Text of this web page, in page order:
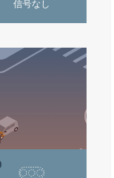
信号なし